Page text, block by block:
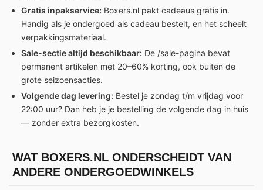
Gratis inpakservice: Boxers.nl pakt cadeaus gratis in.
Handig als je ondergoed als cadeau bestelt, en het scheelt
verpakkingsmateriaal.
Sale-sectie altijd beschikbaar: De /sale-pagina bevat
permanent artikelen met 20–60% korting, ook buiten de
grote seizoensacties.
Volgende dag levering: Bestel je zondag t/m vrijdag voor
22:00 uur? Dan heb je je bestelling de volgende dag in huis
— zonder extra bezorgkosten.
WAT BOXERS.NL ONDERSCHEIDT VAN
ANDERE ONDERGOEDWINKELS